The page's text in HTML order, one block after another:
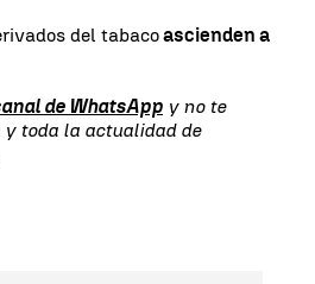
del tabacoascienden a
de WhatsApp y no te
toda la actualidad de